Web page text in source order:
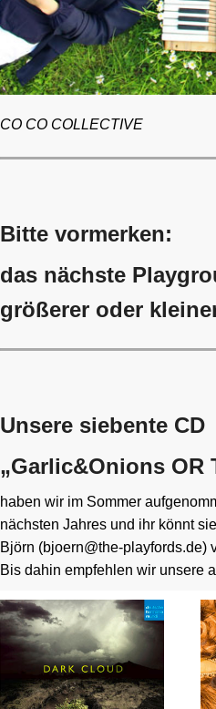
CO CO COLLECTIVE
Bitte vormerken:
das nächste
größerer oder
Unsere siebente CD
„Garlic&Onions OR
haben wir im Sommer
nächsten Jahres und ihr könnt
Björn (bjoern@the-playfords.de)
Bis dahin empfehlen wir unsere